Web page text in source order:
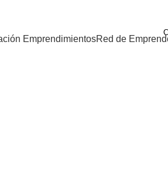
EmprendimientosRed de